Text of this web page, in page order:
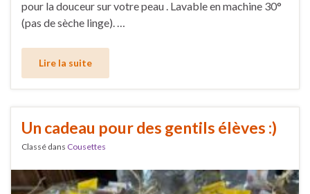
pour la douceur sur votre peau . Lavable en machine 30°
(pas de sèche linge). …
Lire la suite
Un cadeau pour des gentils élèves :)
Classé dans Cousettes